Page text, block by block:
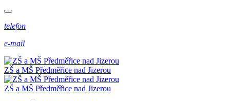
telefon
e-mail
ZŠ a MŠ Předměřice nad Jizerou
ZŠ a MŠ Předměřice nad Jizerou